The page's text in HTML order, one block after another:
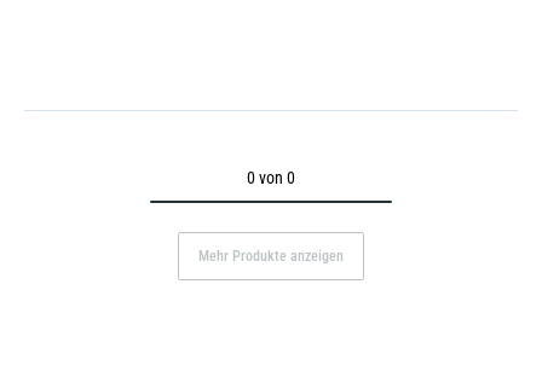
0 von 0
Mehr Produkte anzeigen